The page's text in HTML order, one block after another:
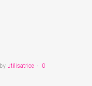
by utilisatrice
0